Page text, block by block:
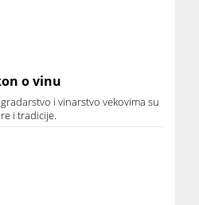
o vinu
i vinarstvo vekovima su
i tradicije.